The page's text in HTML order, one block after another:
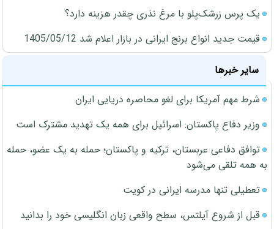
یک پرس زرشک‌پلو با مرغ نذری چقدر هزینه دارد؟
قیمت جدید انواع برنج ایرانی در بازار اعلام شد 1405/05/12
سایر خبرها
شرط مهم آمریکا برای لغو محاصره دریایی ایران
وزیر دفاع پاکستان: اسرائیل برای همه یک تهدید مشترک است
توافق دفاعی عربستان، ترکیه و پاکستان؛ حمله به یک عضو، حمله
به همه تلقی می‌شود
تعطیلی تنها مدرسه ایرانی در کویت
قبل از شروع آیلتس، سطح واقعی زبان انگلیسی خود را بدانید